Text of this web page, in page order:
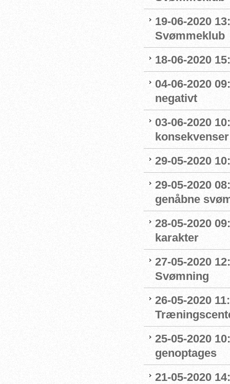
19-06-2020
Svømmeklub
18-06-2020
04-06-2020
negativt
03-06-2020
29-05-2020
29-05-2020
genåbne
28-05-2020
karakter
27-05-2020
Svømning
26-05-2020
25-05-2020
genoptages
21-05-2020